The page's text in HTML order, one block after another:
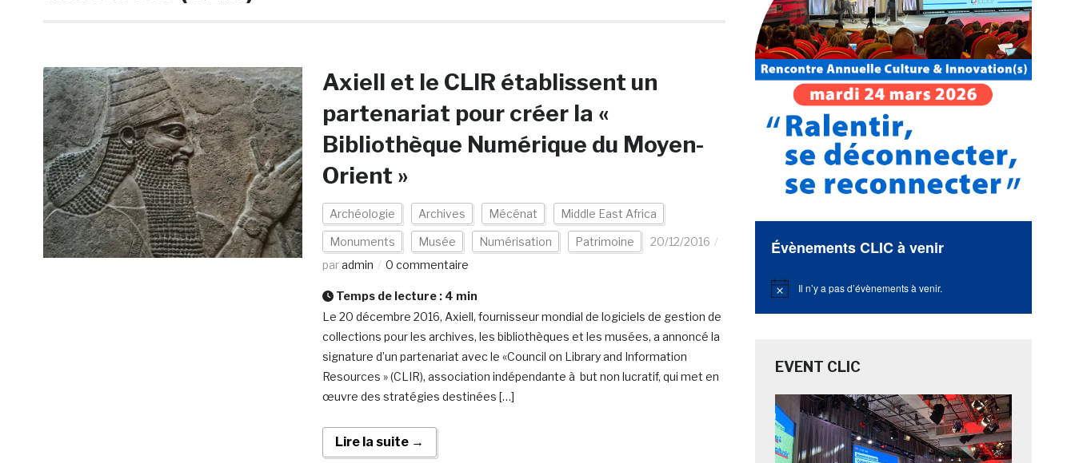
Axiell et le CLIR établissent un
partenariat pour créer la «
Bibliothèque Numérique du Moyen-
Orient »
Archéologie Archives Mécénat Middle East Africa
Monuments Musée Numérisation Patrimoine
20/12/2016
paradmin 0 commentaire
Temps de lecture : 4 min
Le 20 décembre 2016, Axiell, fournisseur mondial de logiciels de gestion de
collections pour les archives, les bibliothèques et les musées, a annoncé la
signature d’un partenariat avec le «Council on Library and Information
Resources » (CLIR), association indépendante à but non lucratif, qui met en
œuvre des stratégies destinées […]
Lire la suite →
Évènements CLIC à venir
Notice Il n’y a pas d’évènements à venir.
EVENT CLIC